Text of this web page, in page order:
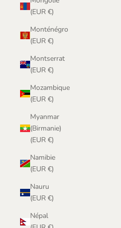
(EUR €)
Monténégro
(EUR €)
Montserrat
(EUR €)
Mozambique
(EUR €)
Myanmar
(Birmanie)
(EUR €)
Namibie
(EUR €)
Nauru
(EUR €)
Népal